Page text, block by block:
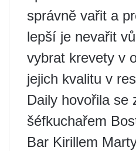
správně vařit a
lepší je nevařit
vybrat krevety v
jejich kvalitu v
Daily hovořila se
šéfkuchařem
Bar Kirillem